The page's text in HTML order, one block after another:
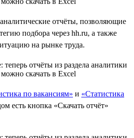
отчёты, позволяющие
подбора через hh.ru, а также
на рынке труда.
по вакансиям» и «Статистика
есть кнопка «Скачать отчёт»